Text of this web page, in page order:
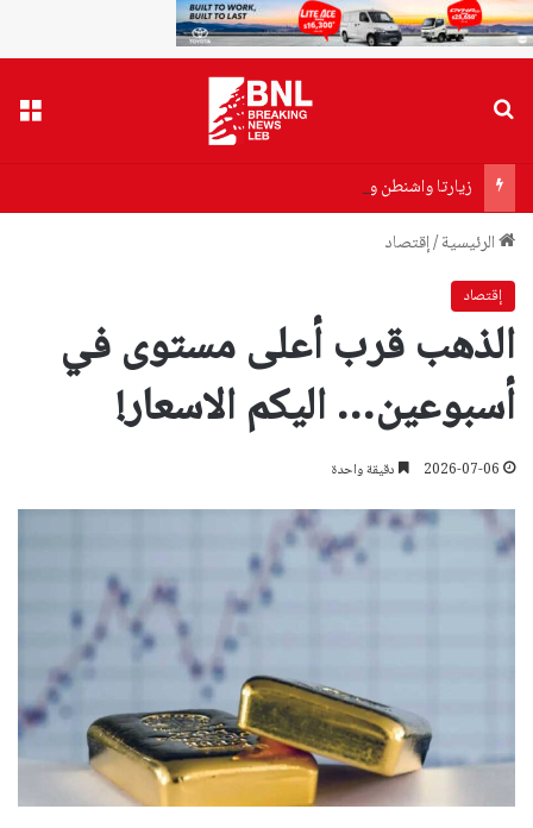
زيارتا واشنطن وانقرة عكستا تقدم الدبلوماسية على العسكرية
الرئيسية/إقتصاد
إقتصاد
الذهب قرب أعلى مستوى في
أسبوعين… اليكم الاسعار!
2026-07-06 دقيقة واحدة